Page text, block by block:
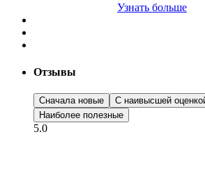
Узнать больше
Отзывы
Сначала новые
С наивысшей
Наиболее полезные
5.0